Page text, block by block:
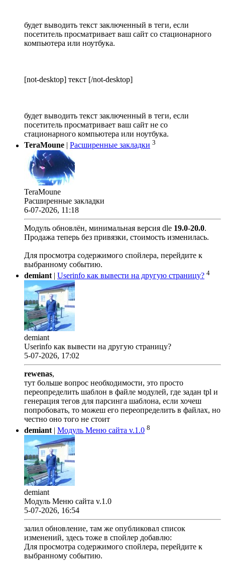
будет выводить текст заключенный в теги, если
посетитель просматривает ваш сайт со стационарного
компьютера или ноутбука.
[not-desktop] текст [/not-desktop]
будет выводить текст заключенный в теги, если
посетитель просматривает ваш сайт не со
стационарного компьютера или ноутбука.
TeraMoune
Расширенные закладки 3
TeraMoune
Расширенные закладки
6-07-2026, 11:18
Модуль обновлён, минимальная версия dle 19.0-20.0.
Продажа теперь без привязки, стоимость изменилась.
Для просмотра содержимого спойлера, перейдите к
выбранному событию.
demiant | Userinfo как вывести на другую страницу? 4
demiant
Userinfo как вывести на другую страницу?
5-07-2026, 17:02
rewenas,
тут больше вопрос необходимости, это просто
переопределить шаблон в файле модулей, где задан tpl и
генерация тегов для парсинга шаблона, если хочеш
попробовать, то можеш его переопределить в файлах, но
честно оно того не стоит
demiant | Модуль Меню сайта v.1.0 8
demiant
Модуль Меню сайта v.1.0
5-07-2026, 16:54
залил обновление, там же опубликовал список
изменений, здесь тоже в спойлер добавлю:
Для просмотра содержимого спойлера, перейдите к
выбранному событию.